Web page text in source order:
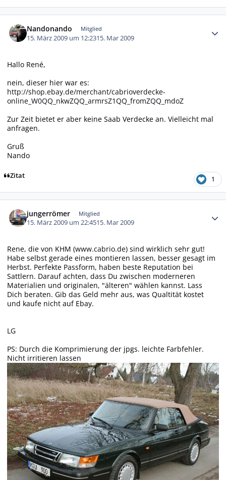
Nandonando Mitglied
15. März 2009 um 12:2315. Mar 2009
Hallo René,
nein, dieser hier war es:
http://shop.ebay.de/merchant/cabrioverdecke-
online_W0QQ_nkwZQQ_armrsZ1QQ_fromZQQ_mdoZ
Zur Zeit bietet er aber keine Saab Verdecke an. Vielleicht mal
anfragen.
Gruß
Nando
Zitat 1
jungerrömer Mitglied
15. März 2009 um 22:4515. Mar 2009
Rene, die von KHM (www.cabrio.de) sind wirklich sehr gut!
Habe selbst gerade eines montieren lassen, besser gesagt im
Herbst. Perfekte Passform, haben beste Reputation bei
Sattlern. Darauf achten, dass Du zwischen moderneren
Materialien und originalen, "älteren" wählen kannst. Lass
Dich beraten. Gib das Geld mehr aus, was Qualtität kostet
und kaufe nicht auf Ebay.
LG
PS: Durch die Komprimierung der jpgs. leichte Farbfehler.
Nicht irritieren lassen